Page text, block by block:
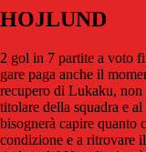
HOJLUND
2 gol in 7 partite a voto
gare paga anche il
recupero di Lukaku, non
titolare della squadra e
bisognerà capire quanto
condizione e a ritrovare